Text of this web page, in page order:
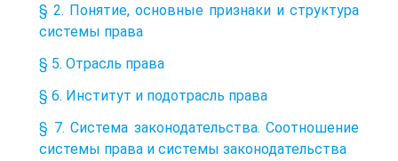
§ 2. Понятие, основные признаки и структура
системы права
§ 5. Отрасль права
§ 6. Институт и подотрасль права
§ 7. Система законодательства. Соотношение
системы права и системы законодательства